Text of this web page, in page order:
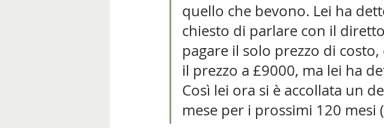
quello che bevono. Lei ha
chiesto di parlare con il
pagare il solo prezzo di
il prezzo a £9000, ma lei ha
Così lei ora si è accollata un
mese per i prossimi 120 mesi